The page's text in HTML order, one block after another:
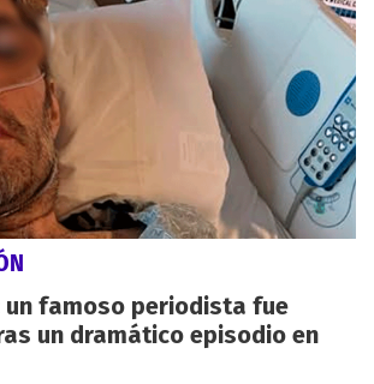
un famoso periodista fue
un dramático episodio en